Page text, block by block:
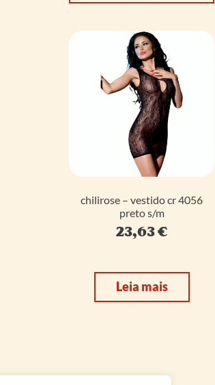
chilirose – vestido cr 4056
preto s/m
23,63€
Leia mais